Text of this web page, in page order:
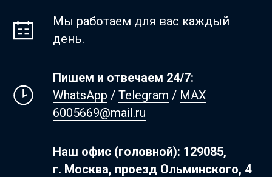
Мы работаем для вас каждый
день.
Пишем и отвечаем 24/7:
WhatsApp /Telegram / MAX
6005669@mail.ru
Наш офис (головной): 129085,
г. Москва, проезд Ольминского, 4